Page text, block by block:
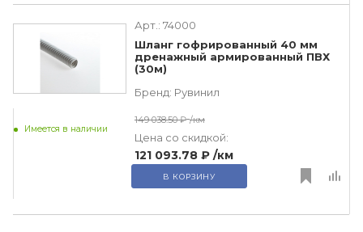
Арт.: 74000
Шланг гофрированный 40 мм
дренажный армированный ПВХ
(30м)
Бренд: Рувинил
Имеется в наличии
149 038.50 ₽ /км
Цена со скидкой:
121 093.78 ₽ /км
В КОРЗИНУ